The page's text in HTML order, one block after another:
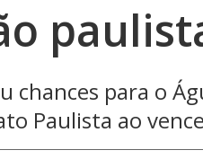
chances para o
Paulista ao